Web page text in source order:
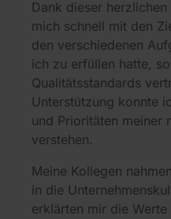
Dank dieser
mich schnell mit den
den verschiedenen
ich zu erfüllen hatte,
Qualitätsstandards
Unterstützung konnte
und Prioritäten meiner
verstehen.
Meine Kollegen
in die
erklärten mir die